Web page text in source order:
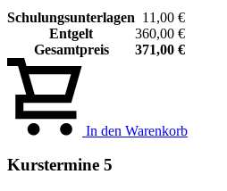
Schulungsunterlagen 11,00 €
Entgelt
360,00 €
Gesamtpreis
371,00 €
In den Warenkorb
Kurstermine 5